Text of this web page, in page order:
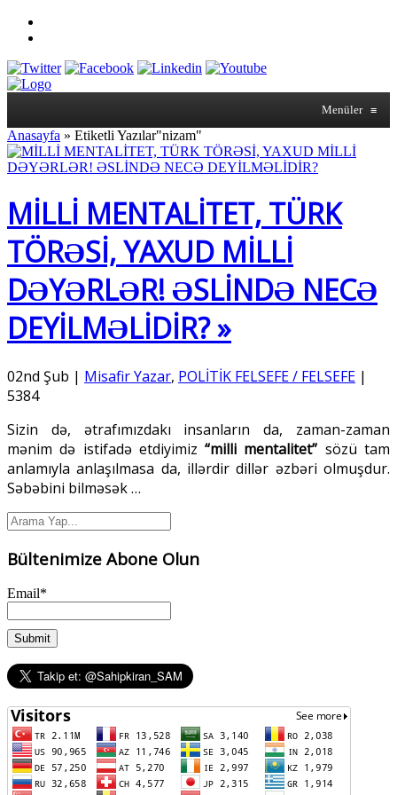
Menüler ≡
Anasayfa » Etiketli Yazılar"nizam"
MİLLİ MENTALİTET, TÜRK
TÖRƏSİ, YAXUD MİLLİ
DƏYƏRLƏR! ƏSLİNDƏ NECƏ
DEYİLMƏLİDİR? »
02nd Şub | Misafir Yazar, POLİTİK FELSEFE / FELSEFE |
5384
Sizin də, ətrafımızdakı insanların da, zaman-zaman
mənim də istifadə etdiyimiz“milli mentalitet” sözü tam
anlamıyla anlaşılmasa da, illərdir dillər əzbəri olmuşdur.
Səbəbini bilməsək…
Bültenimize Abone Olun
Email*